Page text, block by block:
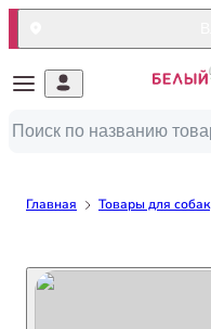
Главная Товары для собак